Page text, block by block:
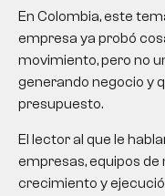
En Colombia, este
empresa ya probó
movimiento, pero no
generando negocio y
presupuesto.
El lector al que le
empresas, equipos
crecimiento y